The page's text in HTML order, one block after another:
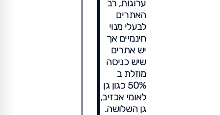
ערוגות, רב
האתרים
לבעלי מנוי
חינמיים אך
יש אתרים
שיש כניסה
מוזלת ב
50% כגון גן
לאומי אכזיב,
גן השלושה.